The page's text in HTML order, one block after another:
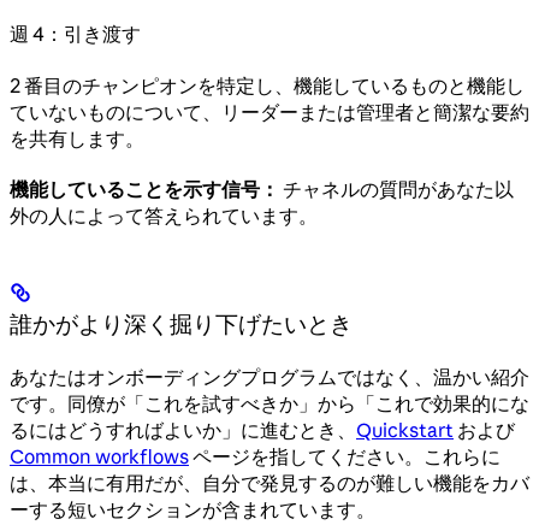
週 4：引き渡す
2 番目のチャンピオンを特定し、機能しているものと機能し
ていないものについて、リーダーまたは管理者と簡潔な要約
を共有します。
機能していることを示す信号： チャネルの質問があなた以
外の人によって答えられています。
誰かがより深く掘り下げたいとき
あなたはオンボーディングプログラムではなく、温かい紹介
です。同僚が「これを試すべきか」から「これで効果的にな
るにはどうすればよいか」に進むとき、 Quickstart および
Common workflowsページを指してください。これらに
は、本当に有用だが、自分で発見するのが難しい機能をカバ
ーする短いセクションが含まれています。